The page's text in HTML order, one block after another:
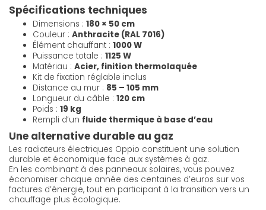
Spécifications techniques
Dimensions : 180 × 50 cm
Couleur : Anthracite (RAL 7016)
Élément chauffant : 1000 W
Puissance totale : 1125 W
Matériau : Acier, finition thermolaquée
Kit de fixation réglable inclus
Distance au mur : 85 – 105 mm
Longueur du câble : 120 cm
Poids : 19 kg
Rempli d’un fluide thermique à base d’eau
Une alternative durable au gaz
Les radiateurs électriques Oppio constituent une solution
durable et économique face aux systèmes à gaz.
En les combinant à des panneaux solaires, vous pouvez
économiser chaque année des centaines d’euros sur vos
factures d’énergie, tout en participant à la transition vers un
chauffage plus écologique.